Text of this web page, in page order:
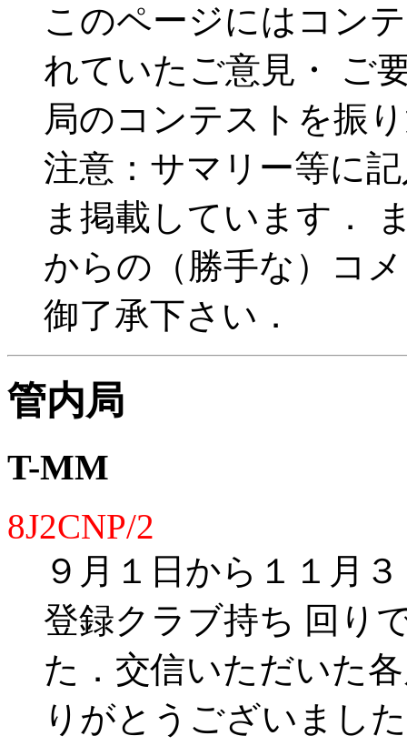
このページにはコン
れていたご意見・ ご
局のコンテストを振
注意：サマリー等に
ま掲載しています．
からの（勝手な）コ
御了承下さい．
管内局
T-MM
8J2CNP/2
９月１日から１１月
登録クラブ持ち 回り
た．交信いただいた
りがとうございまし